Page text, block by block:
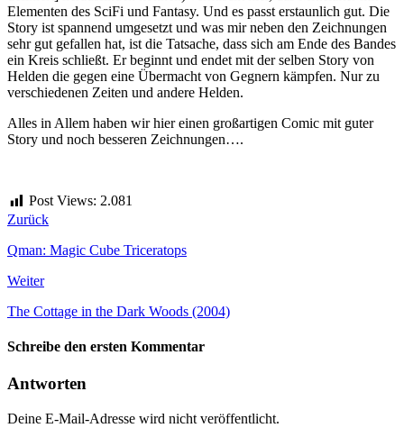
Elementen des SciFi und Fantasy. Und es passt erstaunlich gut. Die
Story ist spannend umgesetzt und was mir neben den Zeichnungen
sehr gut gefallen hat, ist die Tatsache, dass sich am Ende des Bandes
ein Kreis schließt. Er beginnt und endet mit der selben Story von
Helden die gegen eine Übermacht von Gegnern kämpfen. Nur zu
verschiedenen Zeiten und andere Helden.
Alles in Allem haben wir hier einen großartigen Comic mit guter
Story und noch besseren Zeichnungen….
Post Views: 2.081
Zurück
Qman: Magic Cube Triceratops
Weiter
The Cottage in the Dark Woods (2004)
Schreibe den ersten Kommentar
Antworten
Deine E-Mail-Adresse wird nicht veröffentlicht.